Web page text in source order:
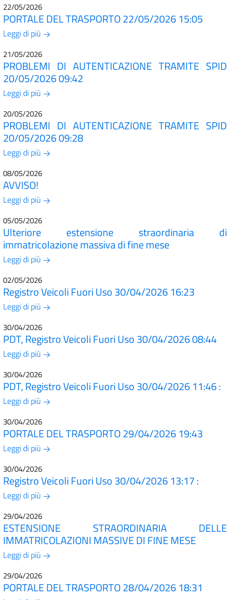
22/05/2026
PORTALE DEL TRASPORTO 22/05/2026 15:05
Leggi di più
21/05/2026
PROBLEMI DI AUTENTICAZIONE TRAMITE SPID
20/05/2026 09:42
Leggi di più
20/05/2026
PROBLEMI DI AUTENTICAZIONE TRAMITE SPID
20/05/2026 09:28
Leggi di più
08/05/2026
AVVISO!
Leggi di più
05/05/2026
Ulteriore estensione straordinaria di
immatricolazione massiva di fine mese
Leggi di più
02/05/2026
Registro Veicoli Fuori Uso 30/04/2026 16:23
Leggi di più
30/04/2026
PDT, Registro Veicoli Fuori Uso 30/04/2026 08:44
Leggi di più
30/04/2026
PDT, Registro Veicoli Fuori Uso 30/04/2026 11:46 :
Leggi di più
30/04/2026
PORTALE DEL TRASPORTO 29/04/2026 19:43
Leggi di più
30/04/2026
Registro Veicoli Fuori Uso 30/04/2026 13:17 :
Leggi di più
29/04/2026
ESTENSIONE STRAORDINARIA DELLE
IMMATRICOLAZIONI MASSIVE DI FINE MESE
Leggi di più
29/04/2026
PORTALE DEL TRASPORTO 28/04/2026 18:31